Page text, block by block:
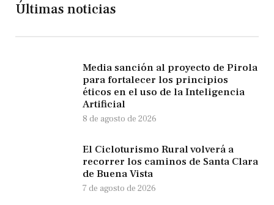
Últimas noticias
Media sanción al proyecto de Pirola
para fortalecer los principios
éticos en el uso de la Inteligencia
Artificial
8 de agosto de 2026
El Cicloturismo Rural volverá a
recorrer los caminos de Santa Clara
de Buena Vista
7 de agosto de 2026